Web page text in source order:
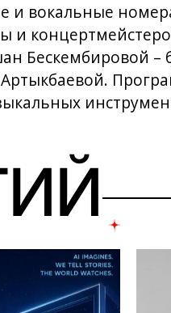
и вокальные
и
Бескембировой –